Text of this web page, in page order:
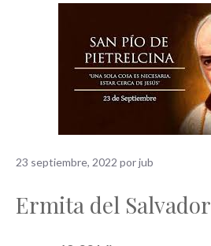
23 septiembre, 2022 porjub
Ermita de­l Salvador